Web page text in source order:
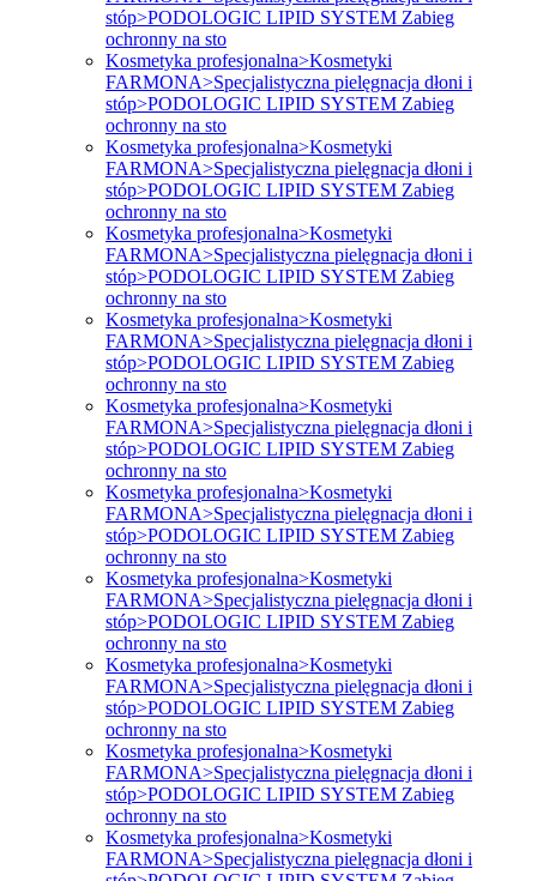
stóp>PODOLOGIC LIPID SYSTEM Zabieg
ochronny na sto
Kosmetyka profesjonalna>Kosmetyki
FARMONA>Specjalistyczna pielęgnacja dłoni i
stóp>PODOLOGIC LIPID SYSTEM Zabieg
ochronny na sto
Kosmetyka profesjonalna>Kosmetyki
FARMONA>Specjalistyczna pielęgnacja dłoni i
stóp>PODOLOGIC LIPID SYSTEM Zabieg
ochronny na sto
Kosmetyka profesjonalna>Kosmetyki
FARMONA>Specjalistyczna pielęgnacja dłoni i
stóp>PODOLOGIC LIPID SYSTEM Zabieg
ochronny na sto
Kosmetyka profesjonalna>Kosmetyki
FARMONA>Specjalistyczna pielęgnacja dłoni i
stóp>PODOLOGIC LIPID SYSTEM Zabieg
ochronny na sto
Kosmetyka profesjonalna>Kosmetyki
FARMONA>Specjalistyczna pielęgnacja dłoni i
stóp>PODOLOGIC LIPID SYSTEM Zabieg
ochronny na sto
Kosmetyka profesjonalna>Kosmetyki
FARMONA>Specjalistyczna pielęgnacja dłoni i
stóp>PODOLOGIC LIPID SYSTEM Zabieg
ochronny na sto
Kosmetyka profesjonalna>Kosmetyki
FARMONA>Specjalistyczna pielęgnacja dłoni i
stóp>PODOLOGIC LIPID SYSTEM Zabieg
ochronny na sto
Kosmetyka profesjonalna>Kosmetyki
FARMONA>Specjalistyczna pielęgnacja dłoni i
stóp>PODOLOGIC LIPID SYSTEM Zabieg
ochronny na sto
Kosmetyka profesjonalna>Kosmetyki
FARMONA>Specjalistyczna pielęgnacja dłoni i
stóp>PODOLOGIC LIPID SYSTEM Zabieg
ochronny na sto
Kosmetyka profesjonalna>Kosmetyki
FARMONA>Specjalistyczna pielęgnacja dłoni i